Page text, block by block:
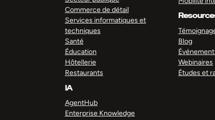
Commerce de détail
Services informatiques et
techniques
Santé
Éducation
Hôtellerie
Restaurants
IA
AgentHub
Enterprise Knowledge
Blog
Webinaires
Études et